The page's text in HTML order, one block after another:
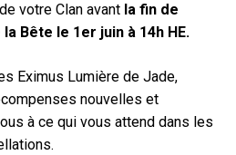
votre Clan avant la fin de
Bête le 1er juin à 14h HE.
Eximus Lumière de Jade,
nouvelles et
à ce qui vous attend dans les